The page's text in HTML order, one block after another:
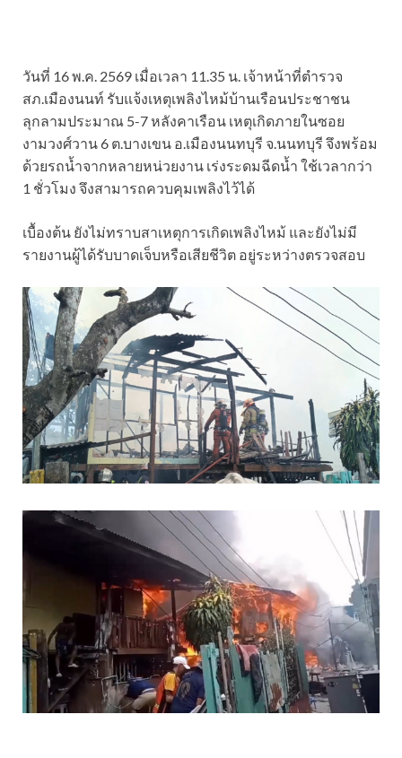
วันที่ 16 พ.ค. 2569 เมื่อเวลา 11.35 น. เจ้าหน้าที่ตำรวจ
สภ.เมืองนนท์ รับแจ้งเหตุเพลิงไหม้บ้านเรือนประชาชน
ลุกลามประมาณ 5-7 หลังคาเรือน เหตุเกิดภายในซอย
งามวงศ์วาน 6 ต.บางเขน อ.เมืองนนทบุรี จ.นนทบุรี จึงพร้อม
ด้วยรถน้ำจากหลายหน่วยงาน เร่งระดมฉีดน้ำ ใช้เวลากว่า
1 ชั่วโมง จึงสามารถควบคุมเพลิงไว้ได้
เบื้องต้น ยังไม่ทราบสาเหตุการเกิดเพลิงไหม้ และยังไม่มี
รายงานผู้ได้รับบาดเจ็บหรือเสียชีวิต อยู่ระหว่างตรวจสอบ